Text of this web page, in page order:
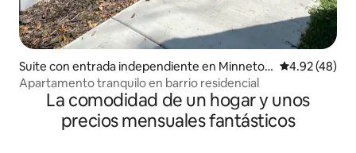
Suite con entrada independiente en Minneton
ka
Calificación
4.92 (48)
Apartamento tranquilo en barrio residencial
La comodidad de un hogar y unos
precios mensuales fantásticos